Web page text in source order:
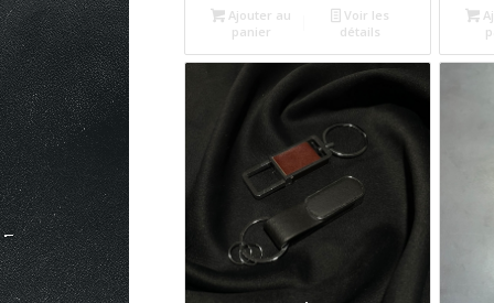
Ajouter au
panier
Voir les
détails